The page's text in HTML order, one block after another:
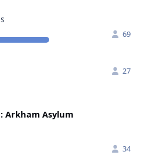
69
27
Arkham Asylum
34